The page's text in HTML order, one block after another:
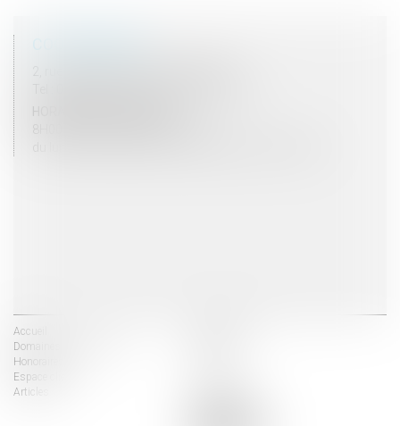
Accueil
Domaines d'intervention
Honoraires
Espace client
Articles